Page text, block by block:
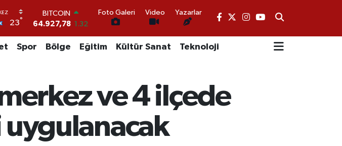
23°
64.927,78
1.32
DOLAR
47,5894 0.08
EURO
6508.83
4.44
13.703
Foto Galeri Video Yazarlar
Spor Bölge Eğitim Kültür Sanat Teknoloji
ve 4 ilçede
uygulanacak